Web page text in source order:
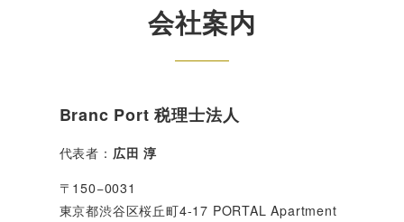
会社案内
Branc Port 税理士法人
代表者： 広田 淳
〒150−0031
東京都渋谷区桜丘町4-17 PORTAL Apartment